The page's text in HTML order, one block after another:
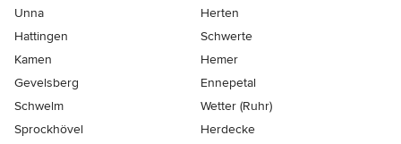
Unna
Herten
Hattingen
Schwerte
Kamen
Hemer
Gevelsberg
Ennepetal
Schwelm
Wetter (Ruhr)
Sprockhövel
Herdecke